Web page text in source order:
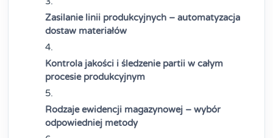
Zasilanie linii produkcyjnych – automatyzacja
dostaw materiałów
Kontrola jakości i śledzenie partii w całym
procesie produkcyjnym
Rodzaje ewidencji magazynowej – wybór
odpowiedniej metody